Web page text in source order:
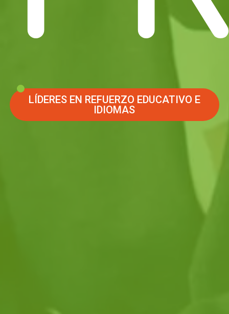
LÍDERES EN REFUERZO EDUCATIVO E
IDIOMAS